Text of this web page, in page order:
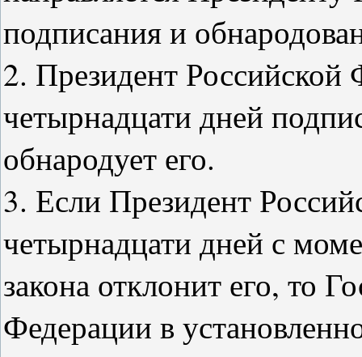
подписания и
2. Президент Российской
четырнадцати дней
обнародует его.
3. Если Президент
четырнадцати дней с
закона отклонит его, то
Федерации в